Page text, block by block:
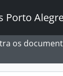
Porto
os